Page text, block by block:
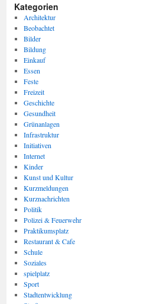
Kategorien
Architektur
Beobachtet
Bilder
Bildung
Einkauf
Essen
Feste
Freizeit
Geschichte
Gesundheit
Grünanlagen
Infrastruktur
Initiativen
Internet
Kinder
Kunst und Kultur
Kurzmeldungen
Kurznachrichten
Politik
Polizei & Feuerwehr
Praktikumsplatz
Restaurant & Cafe
Schule
Soziales
spielplatz
Sport
Stadtentwicklung